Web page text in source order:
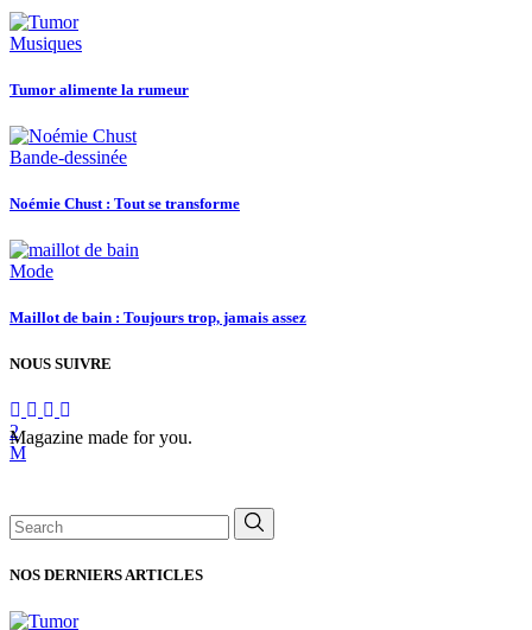
Musiques
Tumor alimente la rumeur
Bande-dessinée
Noémie Chust : Tout se transforme
Mode
Maillot de bain : Toujours trop, jamais assez
NOUS SUIVRE
Magazine made for you.
Search
for:
NOS DERNIERS ARTICLES